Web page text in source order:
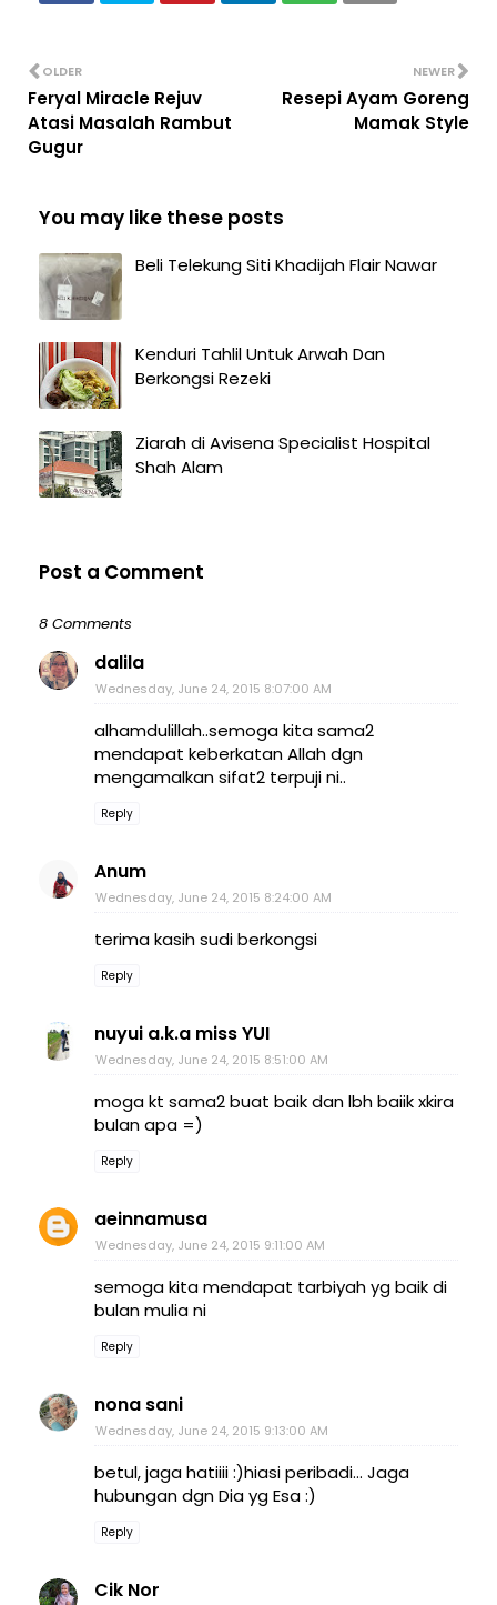
NEWER
Resepi Ayam Goreng
Mamak Style
OLDER
Feryal Miracle Rejuv
Atasi Masalah Rambut
Gugur
You may like these posts
Beli Telekung Siti Khadijah Flair Nawar
Kenduri Tahlil Untuk Arwah Dan
Berkongsi Rezeki
Ziarah di Avisena Specialist Hospital
Shah Alam
Post a Comment
8 Comments
dalila
Wednesday, June 24, 2015 8:07:00 AM
alhamdulillah..semoga kita sama2
mendapat keberkatan Allah dgn
mengamalkan sifat2 terpuji ni..
Reply
Anum
Wednesday, June 24, 2015 8:24:00 AM
terima kasih sudi berkongsi
Reply
nuyui a.k.a miss YUI
Wednesday, June 24, 2015 8:51:00 AM
moga kt sama2 buat baik dan lbh baiik xkira
bulan apa =)
Reply
aeinnamusa
Wednesday, June 24, 2015 9:11:00 AM
semoga kita mendapat tarbiyah yg baik di
bulan mulia ni
Reply
nona sani
Wednesday, June 24, 2015 9:13:00 AM
betul, jaga hatiiii :)hiasi peribadi... Jaga
hubungan dgn Dia yg Esa :)
Reply
Cik Nor